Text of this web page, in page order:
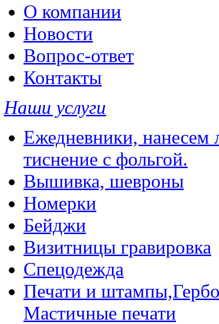
О компании
Новости
Вопрос-ответ
Контакты
Наши услуги
Ежедневники, нанесем
тиснение с фольгой.
Вышивка, шевроны
Номерки
Бейджи
Визитницы гравировка
Спецодежда
Печати и
Мастичные печати